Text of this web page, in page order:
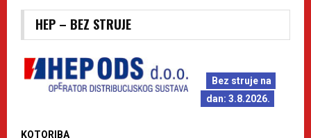
HEP – BEZ STRUJE
Bez struje na
dan: 3.8.2026.
KOTORIBA